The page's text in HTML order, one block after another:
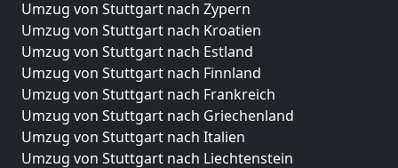
Umzug von Stuttgart nach Zypern
Umzug von Stuttgart nach Kroatien
Umzug von Stuttgart nach Estland
Umzug von Stuttgart nach Finnland
Umzug von Stuttgart nach Frankreich
Umzug von Stuttgart nach Griechenland
Umzug von Stuttgart nach Italien
Umzug von Stuttgart nach Liechtenstein